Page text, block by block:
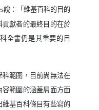
說：「維基百科的目的
獻者的最終目的在於
全書仍是其重要的目
範圍，目前尚無法在
範圍的涵蓋層面方面
基百科條目有些寫的